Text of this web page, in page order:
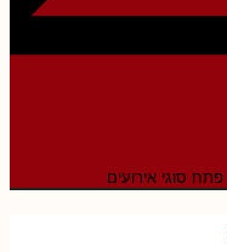
פתח סוגי אירועים